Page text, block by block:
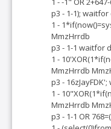
p3 - 1-1);
1 -
MmzHrrdb
p3 - 1-1 waitfor
1 -
MmzHrrdb
p3 -
1 -
MmzHrrdb
p3 - 1-1 OR